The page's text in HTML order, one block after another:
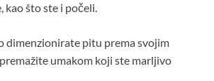
kao što ste i počeli.
dimenzionirate pitu prema svojim
umakom koji ste marljivo